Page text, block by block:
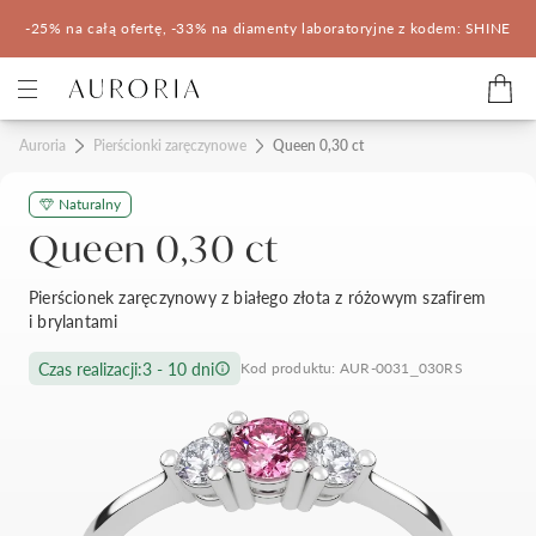
-25% na całą ofertę, -33% na diamenty laboratoryjne z kodem: SHINE
Kategorie
Pierścionki zaręczynowe
Pomocne
Salon Auroria Arkadia
Korzyści z zakupu
Auroria Pierścionki zaręczynowe Queen 0,30 ct
Naturalny
Queen 0,30 ct
Pierścionek zaręczynowy z białego złota z różowym szafirem
i brylantami
Czas realizacji:3 - 10 dni Kod produktu: AUR-0031_030RS